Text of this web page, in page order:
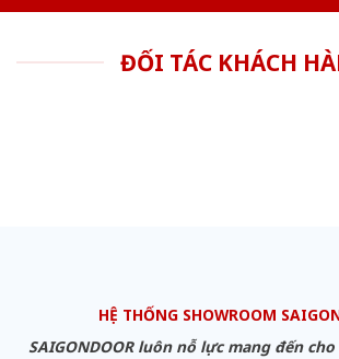
ĐỐI TÁC KHÁCH
HỆ THỐNG SHOWROOM
SAIGONDOOR luôn nỗ lực mang đến